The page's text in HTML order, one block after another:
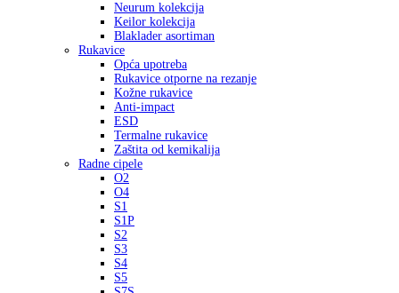
Neurum kolekcija
Keilor kolekcija
Blaklader asortiman
Rukavice
Opća upotreba
Rukavice otporne na rezanje
Kožne rukavice
Anti-impact
ESD
Termalne rukavice
Zaštita od kemikalija
Radne cipele
O2
O4
S1
S1P
S2
S3
S4
S5